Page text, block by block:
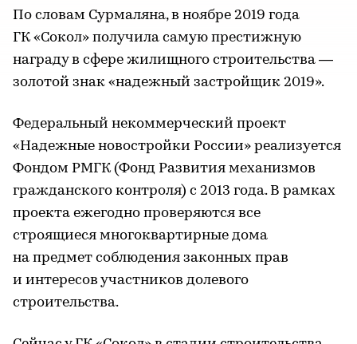
По словам Сурмаляна, в ноябре 2019 года
ГК «Сокол» получила самую престижную
награду в сфере жилищного строительства —
золотой знак «надежный застройщик 2019».
Федеральный некоммерческий проект
«Надежные новостройки России» реализуется
Фондом РМГК (Фонд Развития механизмов
гражданского контроля) с 2013 года. В рамках
проекта ежегодно проверяются все
строящиеся многоквартирные дома
на предмет соблюдения законных прав
и интересов участников долевого
строительства.